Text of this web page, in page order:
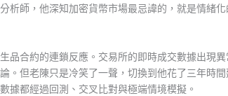
師，他深知加密貨幣市場最忌諱的，就是情緒
合約的連鎖反應。交易所的即時成交數據出現
但老陳只是冷笑了一聲，切換到他花了三年時間
都經過回測、交叉比對與極端情境模擬。